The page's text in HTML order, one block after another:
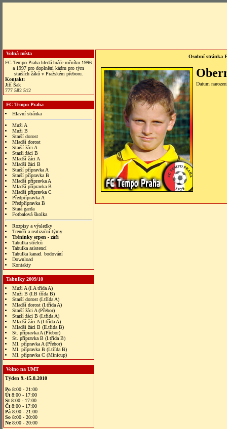
Volná místa
FC Tempo Praha hledá hráče ročníku 1996
a 1997 pro doplnění kádru pro tým
starších žáků v Pražském přeboru.
Kontakt:
Jiří Šak
777 582 512
FC Tempo Praha
Hlavní stránka
Muži A
Muži B
Starší dorost
Mladší dorost
Starší žáci A
Starší žáci B
Mladší žáci A
Mladší žáci B
Starší přípravka A
Starší přípravka B
Mladší přípravka A
Mladší přípravka B
Mladší přípravka C
Předpřípravka A
Předpřípravka B
Stará garda
Fotbalová školka
Rozpisy a výsledky
Trenéři a realizační týmy
Tréninky srpen - září
Tabulka střelců
Tabulka asistencí
Tabulka kanad. bodování
Download
Kontakty
Tabulky 2009/10
Muži A (I.A třída A)
Muži B (I.B třída B)
Starší dorost (I.třída A)
Mladší dorost (I.třída A)
Starší žáci A (Přebor)
Starší žáci B (I.třída A)
Mladší žáci A (I.třída A)
Mladší žáci B (II.třída B)
St. přípravka A (Přebor)
St. přípravka B (I.třída B)
Ml. přípravka A (Přebor)
Ml. přípravka B (I.třída B)
Ml. přípravka C (Minicup)
Volno na UMT
Týden 9.-15.8.2010
Po 8:00 - 21:00
Út 8:00 - 17:00
St 8:00 - 17:00
Čt 8:00 - 17:00
Pá 8:00 - 21:00
So 8:00 - 20:00
Ne8:00 - 20:00
Osobní stránka
Datum